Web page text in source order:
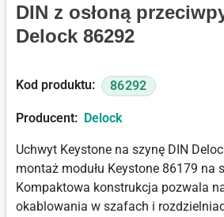
DIN z osłoną
Delock 86292
Kod produktu: 86292
Producent: Delock
Uchwyt Keystone na szynę DIN
montaż modułu Keystone 86179 na
Kompaktowa konstrukcja pozwala
okablowania w szafach i